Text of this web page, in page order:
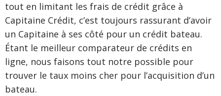
tout en limitant les frais de crédit grâce à
Capitaine Crédit, c’est toujours rassurant d’avoir
un Capitaine à ses côté pour un crédit bateau.
Étant le meilleur comparateur de crédits en
ligne, nous faisons tout notre possible pour
trouver le taux moins cher pour l’acquisition d’un
bateau.